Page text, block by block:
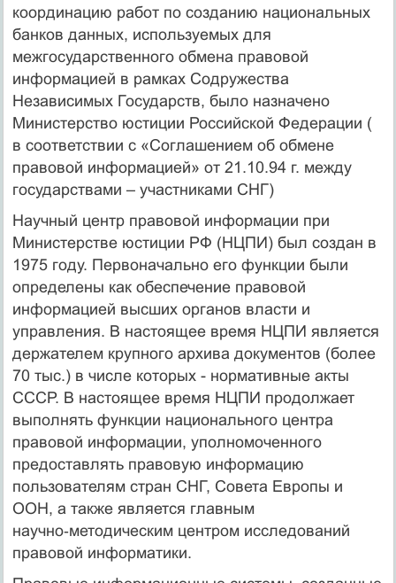
координацию работ по созданию национальных
банков данных, используемых для
межгосударственного обмена правовой
информацией в рамках Содружества
Независимых Государств, было назначено
Министерство юстиции Российской Федерации (
в соответствии с «Соглашением об обмене
правовой информацией» от 21.10.94 г. между
государствами – участниками СНГ)
Научный центр правовой информации при
Министерстве юстиции РФ (НЦПИ) был создан в
1975 году. Первоначально его функции были
определены как обеспечение правовой
информацией высших органов власти и
управления. В настоящее время НЦПИ является
держателем крупного архива документов (более
70 тыс.) в числе которых - нормативные акты
СССР. В настоящее время НЦПИ продолжает
выполнять функции национального центра
правовой информации, уполномоченного
предоставлять правовую информацию
пользователям стран СНГ, Совета Европы и
ООН, а также является главным
научно‑методическим центром исследований
правовой информатики.